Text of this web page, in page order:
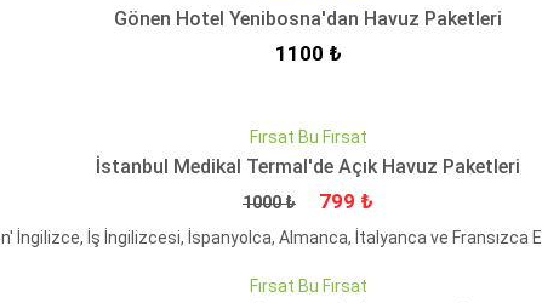
QUICKVIEW
Gönen Hotel Yenibosna'dan Havuz Paketleri
İndirimli Fiyat
1100 ₺
QUICKVIEW
Fırsat Bu Fırsat
İstanbul Medikal Termal'de Açık Havuz Paketleri
Fiyat
1000 ₺ İndirimli Fiyat
799 ₺
Fırsat Bu Fırsat